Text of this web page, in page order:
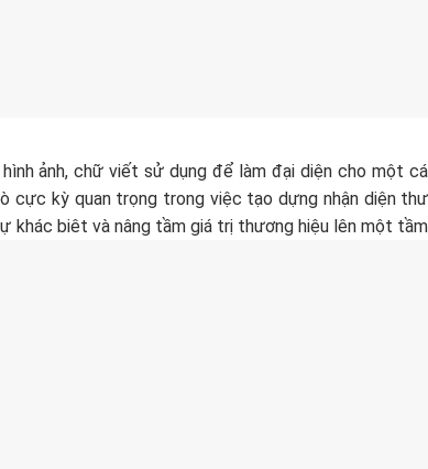
ảnh, chữ viết sử dụng để làm đại diện cho một
cực kỳ quan trọng trong việc tạo dựng nhận diện
biêt và nâng tầm giá trị thương hiệu lên một